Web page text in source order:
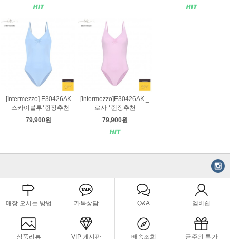
[Intermezzo] E30426AK
_스카이블루*쥔장추천
79,900원
[Intermezzo]E30426AK _
로사 *쥔장추천
79,900원
매장 오시는 방법 카톡상담 Q&A 멤버쉽
상품리뷰 VIP 게시판 배송조회 금주의 특가